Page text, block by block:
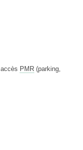
accès PMR (parking,